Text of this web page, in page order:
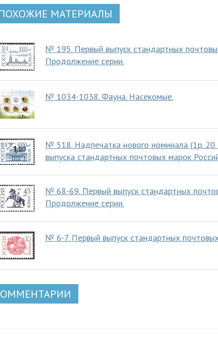
МАТЕРИАЛЫ
№ 195. Первый выпуск стандартных
Продолжение серии.
№ 1034-1038. Фауна. Насекомые.
№ 518. Надпечатка нового номинала (1р. 20
выпуска стандартных почтовых марок
№ 68-69. Первый выпуск стандартных
Продолжение серии.
№ 6-7. Первый выпуск стандартных